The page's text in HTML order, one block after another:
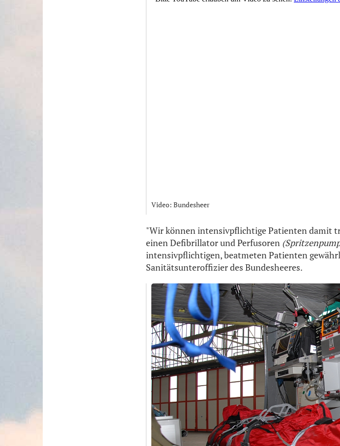
Video: Bundesheer
"Wir können intensivpflichtige Patienten damit
einen Defibrillator und Perfusoren
intensivpflichtigen, beatmeten Patienten
Sanitätsunteroffizier des Bundesheeres.